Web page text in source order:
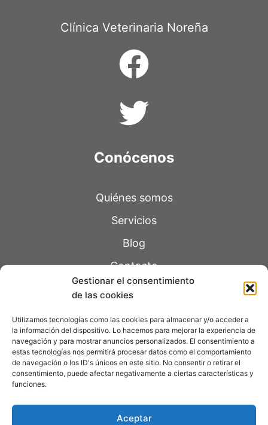
Gestionar el consentimiento
de las cookies
Utilizamos tecnologías como las cookies para almacenar y/o acceder a
la información del dispositivo. Lo hacemos para mejorar la experiencia de
navegación y para mostrar anuncios personalizados. El consentimiento a
estas tecnologías nos permitirá procesar datos como el comportamiento
de navegación o los ID's únicos en este sitio. No consentir o retirar el
consentimiento, puede afectar negativamente a ciertas características y
funciones.
Aceptar
Clínica Veterinaria Noreña
Conócenos
Quiénes somos
Servicios
Blog
Contacto
Política de Privacidad
Aviso Legal
Accesibilidad